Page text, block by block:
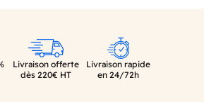
Livraison offerte
dès 220€ HT
Livraison rapide
en 24/72h